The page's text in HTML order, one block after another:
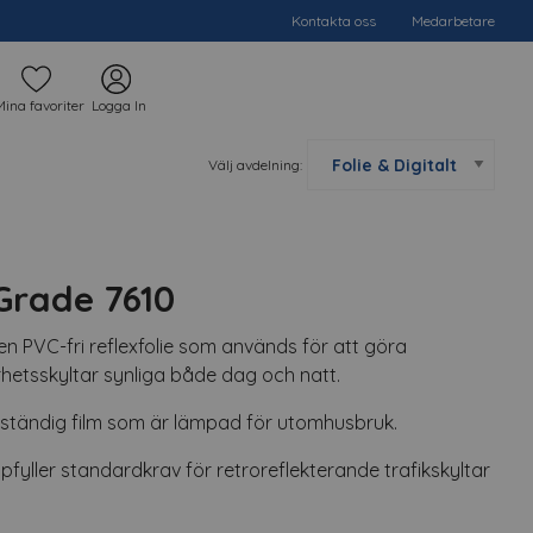
Kontakta oss Medarbetare
favoriter Logga In
Välj avdelning:
7610
PVC-fri reflexfolie som används för att göra
synliga både dag och natt.
film som är lämpad för utomhusbruk.
standardkrav för retroreflekterande trafikskyltar